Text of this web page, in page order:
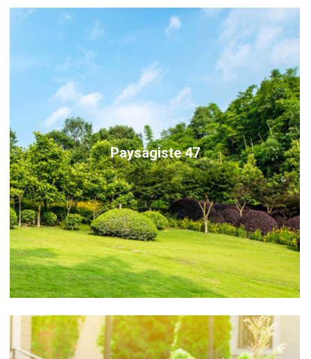
Paysagiste 47